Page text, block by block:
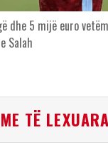
dhe 5 mijë euro
Salah
ME TË